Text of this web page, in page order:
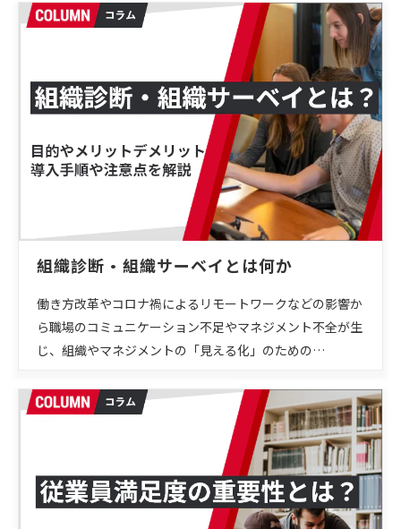
組織診断・組織サーベイとは何か
働き方改革やコロナ禍によるリモートワークなどの影響か
ら職場のコミュニケーション不足やマネジメント不全が生
じ、組織やマネジメントの「見える化」のための…